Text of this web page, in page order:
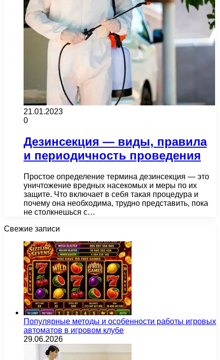
21.01.2023
0
Дезинсекция — виды, правила
и периодичность проведения
Простое определение термина дезинсекция — это
уничтожение вредных насекомых и меры по их
защите. Что включает в себя такая процедура и
почему она необходима, трудно представить, пока
не столкнешься с…
Свежие записи
Популярные методы и особенности работы игровых
автоматов в игровом клубе
29.06.2026